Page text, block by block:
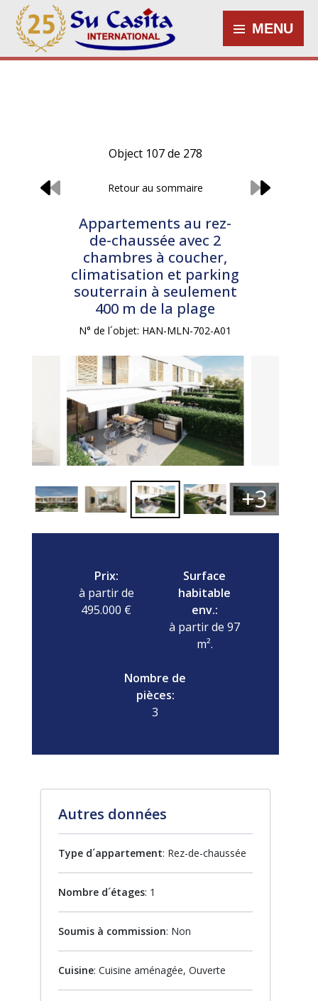
MENU
Object 107 de 278
Retour au sommaire
Appartements au rez-
de-chaussée avec 2
chambres à coucher,
climatisation et parking
souterrain à seulement
400 m de la plage
N° de l´objet: HAN-MLN-702-A01
+3
Prix:
à partir de
495.000 €
Surface
habitable
env.:
à partir de 97
m².
Nombre de
pièces:
3
Autres données
Type d´appartement: Rez-de-chaussée
Nombre d´étages: 1
Soumis à commission: Non
Cuisine: Cuisine aménagée, Ouverte